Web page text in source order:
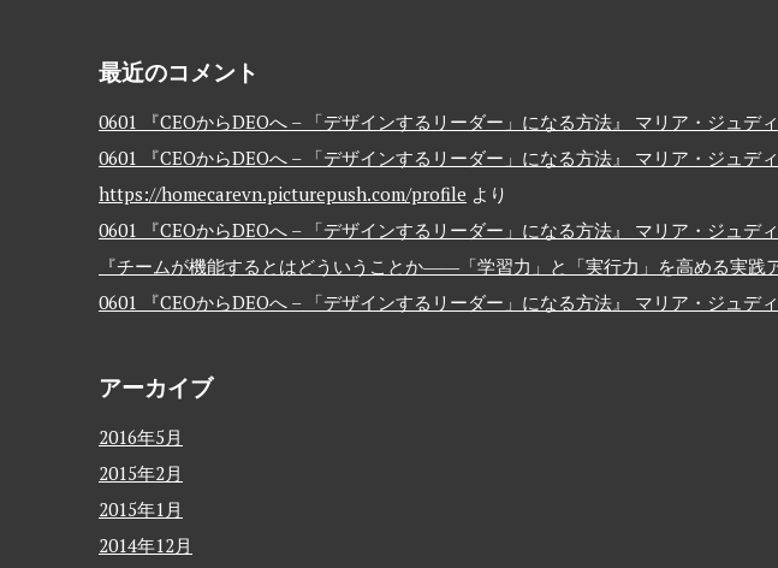
最近のコメント
0601 『CEOからDEOへ – 「デザインするリーダー」になる方法』 マリア・ジュ
0601 『CEOからDEOへ – 「デザインするリーダー」になる方法』 マリア・ジュ
https://homecarevn.picturepush.com/profile より
0601 『CEOからDEOへ – 「デザインするリーダー」になる方法』 マリア・ジュ
『チームが機能するとはどういうことか――「学習力」と「実行力」を高める実践
0601 『CEOからDEOへ – 「デザインするリーダー」になる方法』 マリア・ジュ
アーカイブ
2016年5月
2015年2月
2015年1月
2014年12月